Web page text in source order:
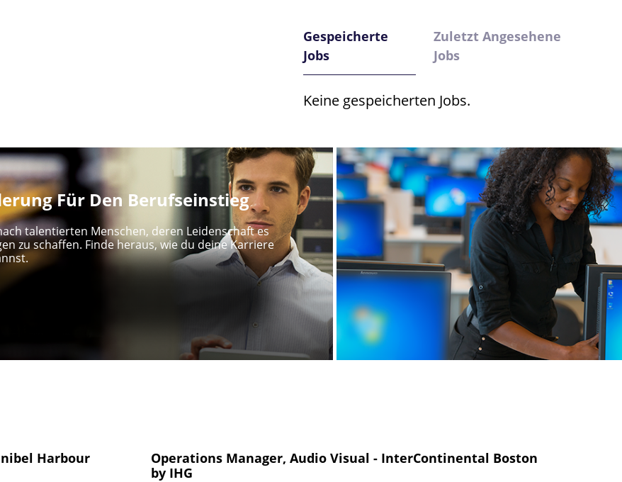
Gespeicherte
Jobs
Zuletzt Angesehene
Jobs
Keine gespeicherten Jobs.
Für Den Berufseinstieg
talentierten Menschen, deren Leidenschaft es
zu schaffen. Finde heraus, wie du deine Karriere
Harbour
Operations Manager, Audio Visual - InterContinental Boston
by IHG